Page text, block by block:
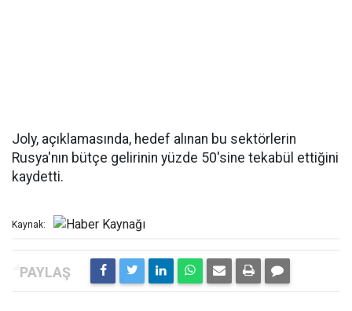
Joly, açıklamasında, hedef alınan bu sektörlerin
Rusya'nın bütçe gelirinin yüzde 50'sine tekabül ettiğini
kaydetti.
Kaynak: